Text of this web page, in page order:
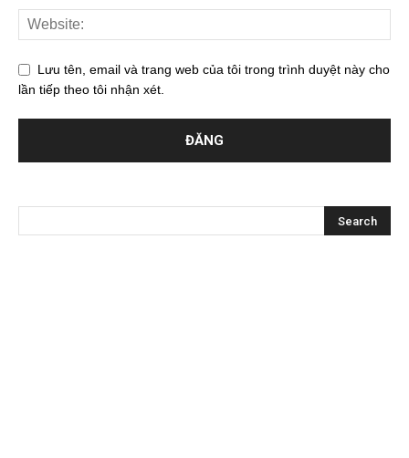
Lưu tên, email và trang web của tôi trong trình duyệt này cho
lần tiếp theo tôi nhận xét.